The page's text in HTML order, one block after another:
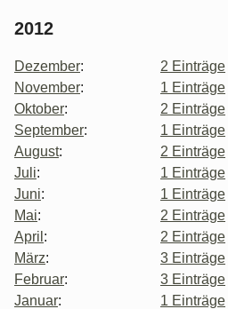
2012
Dezember:
2 Einträge
November:
1 Einträge
Oktober:
2 Einträge
September:
1 Einträge
August:
2 Einträge
Juli:
1 Einträge
Juni:
1 Einträge
Mai:
2 Einträge
April :
2 Einträge
März:
3 Einträge
Februar:
3 Einträge
Januar: 1 Einträge